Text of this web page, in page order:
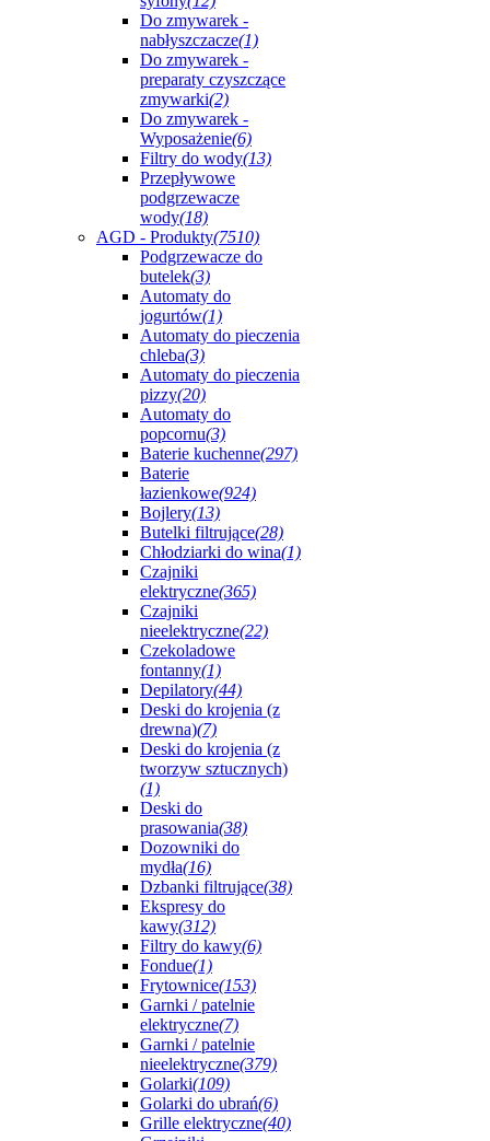
Do zmywarek -
nabłyszczacze(1)
Do zmywarek -
preparaty czyszczące
zmywarki(2)
Do zmywarek -
Wyposażenie(6)
Filtry do wody(13)
Przepływowe
podgrzewacze
wody(18)
AGD - Produkty(7510)
Podgrzewacze do
butelek(3)
Automaty do
jogurtów(1)
Automaty do pieczenia
chleba(3)
Automaty do pieczenia
pizzy(20)
Automaty do
popcornu(3)
Baterie kuchenne(297)
Baterie
łazienkowe(924)
Bojlery(13)
Butelki filtrujące(28)
Chłodziarki do wina(1)
Czajniki
elektryczne(365)
Czajniki
nieelektryczne(22)
Czekoladowe
fontanny(1)
Depilatory(44)
Deski do krojenia (z
drewna)(7)
Deski do krojenia (z
tworzyw sztucznych)
(1)
Deski do
prasowania(38)
Dozowniki do
mydła(16)
Dzbanki filtrujące(38)
Ekspresy do
kawy(312)
Filtry do kawy(6)
Fondue(1)
Frytownice(153)
Garnki / patelnie
elektryczne(7)
Garnki / patelnie
nieelektryczne(379)
Golarki(109)
Golarki do ubrań(6)
Grille elektryczne(40)